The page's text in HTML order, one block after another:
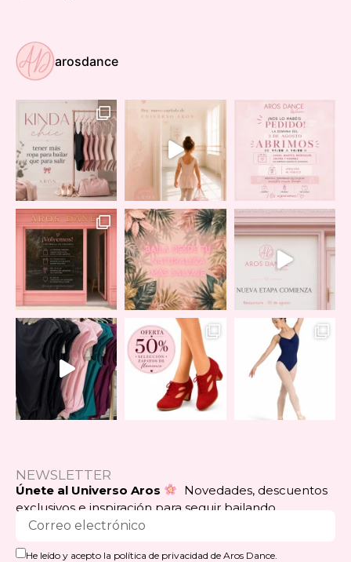
arosdance
NEWSLETTER
Únete al Universo Aros
Novedades, descuentos
exclusivos e inspiración para seguir bailando.
He leído y acepto la política de privacidad de Aros Dance.